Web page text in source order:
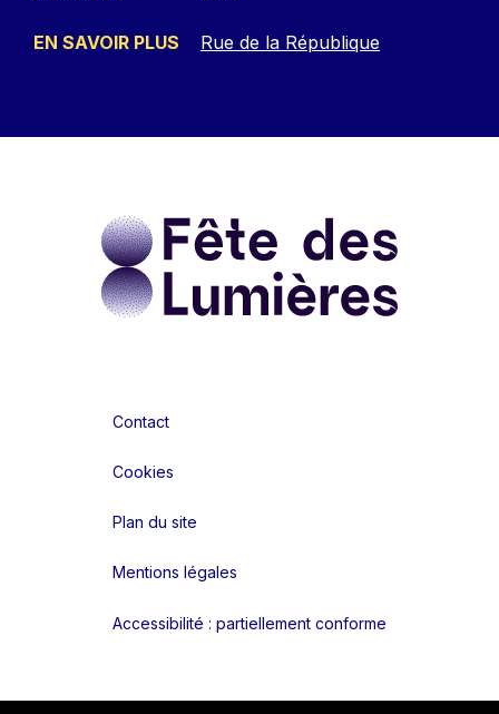
EN SAVOIR PLUS Rue de la République
Liens réseaux
Contact
Cookies
Plan du site
Mentions légales
Accessibilité : partiellement conforme